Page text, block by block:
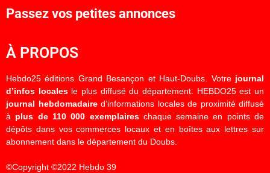
Passez vos petites annonces
À PROPOS
Hebdo25 éditions Grand Besançon et Haut-Doubs. Votre journal
d’infos localesle plus diffusé du département. HEBDO25 est un
journal hebdomadaired’informations locales de proximité diffusé
à plus de 110 000 exemplaireschaque semaine en points de
dépôts dans vos commerces locaux et en boîtes aux lettres sur
abonnement dans le département du Doubs.
©Copyright ©2022 Hebdo 39